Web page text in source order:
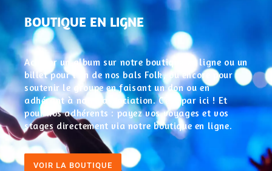
BOUTIQUE EN LIGNE
Acheter un album sur notre boutique en ligne ou un
billet pour l’un de nos bals Folk, ou encore pour
soutenir le groupe en faisant un don ou en
adhérant à notre association. C’est par ici ! Et
pour nos adhérents : payez vos voyages et vos
stages directement via notre boutique en ligne.
VOIR LA BOUTIQUE